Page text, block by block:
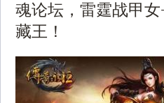
魂论坛，雷霆战甲
藏王！